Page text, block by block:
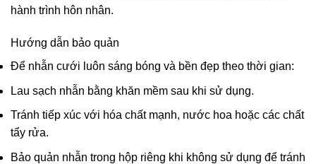
hành trình hôn nhân.
Hướng dẫn bảo quản
Để nhẫn cưới luôn sáng bóng và bền đẹp theo thời gian:
Lau sạch nhẫn bằng khăn mềm sau khi sử dụng.
Tránh tiếp xúc với hóa chất mạnh, nước hoa hoặc các chất
tẩy rửa.
Bảo quản nhẫn trong hộp riêng khi không sử dụng để tránh